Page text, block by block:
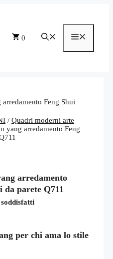
0
/ Quadri moderni arte
yang arredamento Feng
arredamento
da parete Q711
per chi ama lo stile